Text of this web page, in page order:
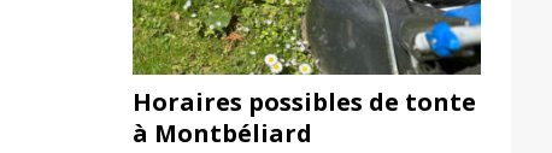
Horaires possibles de tonte
à Montbéliard